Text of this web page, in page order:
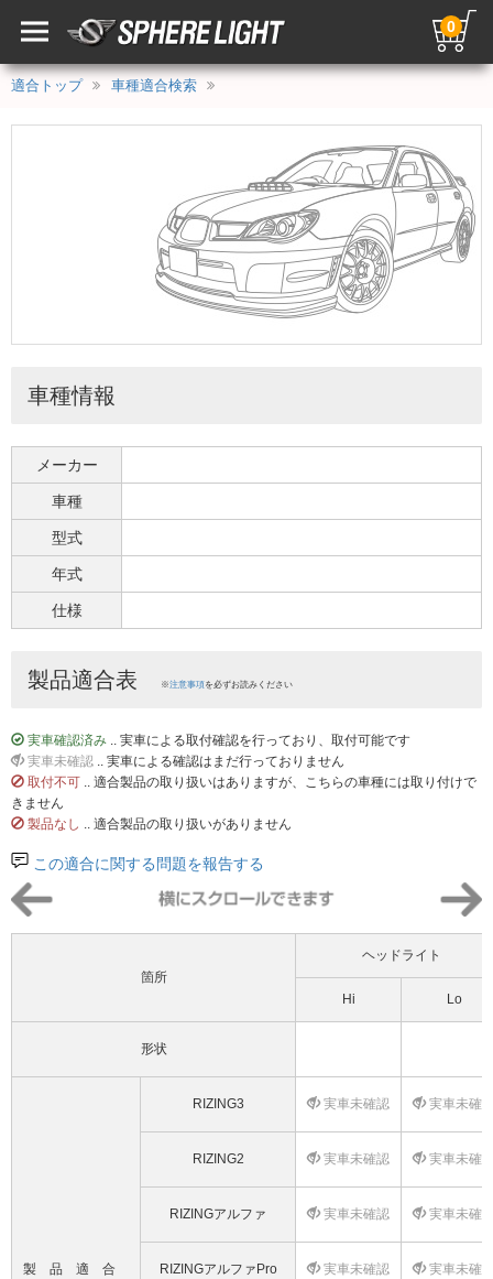
0
適合トップ 車種適合検索
車種情報
メーカー
車種
型式
年式
仕様
製品適合表 ※注意事項を必ずお読みください
実車確認済み .. 実車による取付確認を行っており、取付可能です
実車未確認 .. 実車による確認はまだ行っておりません
取付不可 .. 適合製品の取り扱いはありますが、こちらの車種には取り付けで
きません
製品なし .. 適合製品の取り扱いがありません
この適合に関する問題を報告する
箇所
ヘッドライト
Hi Lo
形状
製品適合
RIZING3 実車未確認 実車未確
RIZING2 実車未確認 実車未確
RIZINGアルファ 実車未確認 実車未確
RIZINGアルファPro 実車未確認 実車未確